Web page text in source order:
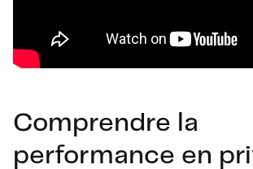
Comprendre la
performance en